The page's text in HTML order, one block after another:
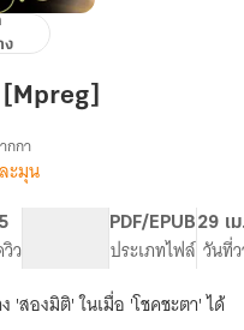
ง
กกา
ะมุน
ว
PDF/EPUB
ประเภทไฟล์
29 เ
วันที่
'สองมิติ' ในเมื่อ 'โชคชะตา' ได้